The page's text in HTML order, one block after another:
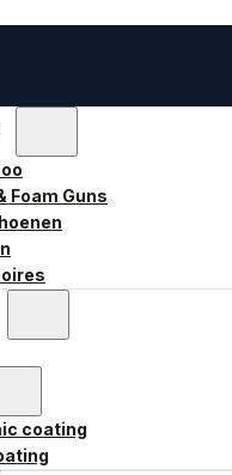
Foam Guns
coating